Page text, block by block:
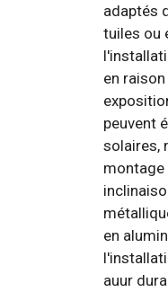
adaptés
tuiles ou
en
peuvent
solaires,
montage
en
auur